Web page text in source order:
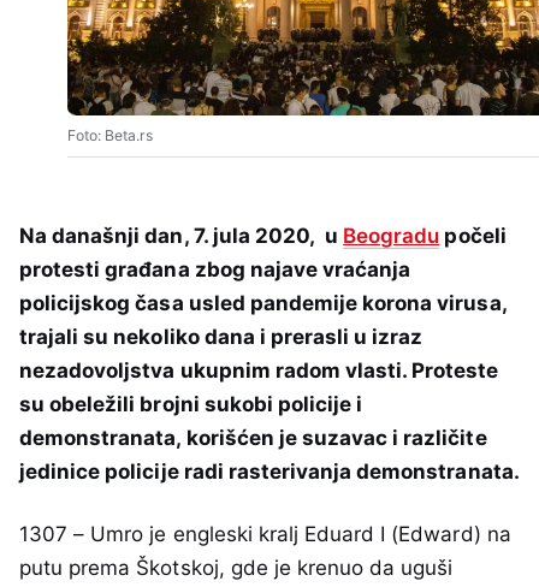
Foto: Beta.rs
Na današnji dan, 7. jula 2020, u Beogradu počeli
protesti građana zbog najave vraćanja
policijskog časa usled pandemije korona virusa,
trajali su nekoliko dana i prerasli u izraz
nezadovoljstva ukupnim radom vlasti. Proteste
su obeležili brojni sukobi policije i
demonstranata, korišćen je suzavac i različite
jedinice policije radi rasterivanja demonstranata.
1307 – Umro je engleski kralj Eduard I (Edward) na
putu prema Škotskoj, gde je krenuo da uguši